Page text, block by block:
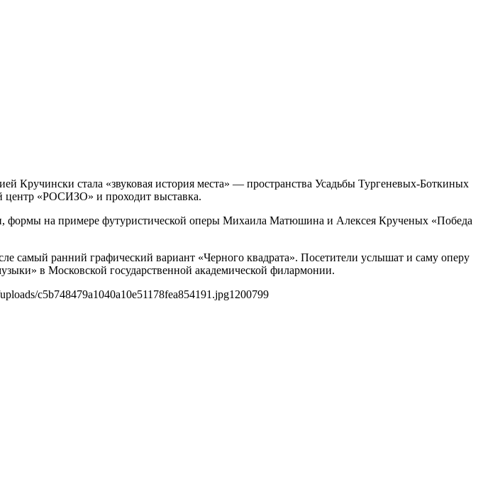
Кручински стала «звуковая история места» — пространства Усадьбы Тургеневых-Боткиных
центр «РОСИЗО» и проходит выставка.
формы на примере футуристической оперы Михаила Матюшина и Алексея Крученых «Победа
ранний графический вариант «Черного квадрата». Посетители услышат и саму оперу
в Московской государственной академической филармонии.
c5b748479a1040a10e51178fea854191.jpg1200799